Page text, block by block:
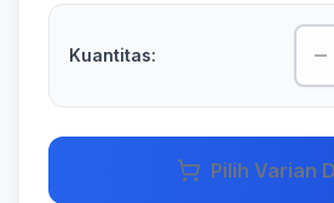
Kuantitas:
Pilih Varian